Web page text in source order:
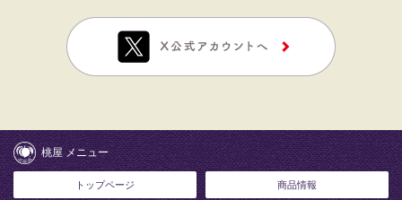
桃屋 メニュー
トップページ 商品情報